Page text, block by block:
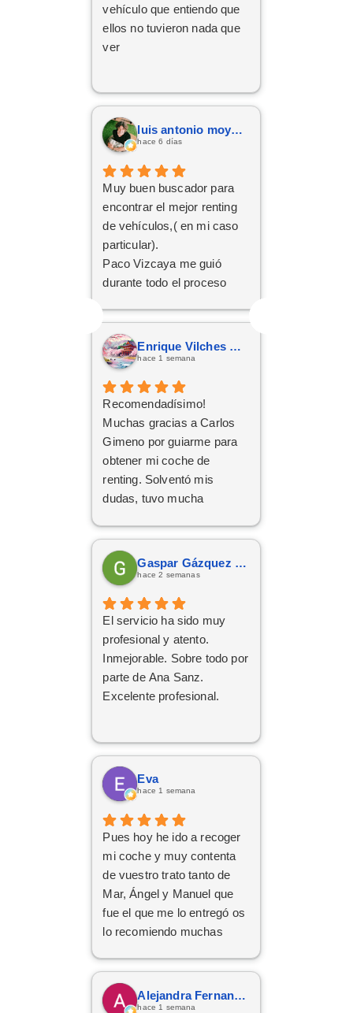
vehículo que entiendo que
ellos no tuvieron nada que
ver
luis antonio moya fernandez
hace 6 días
Muy buen buscador para
encontrar el mejor renting
de vehículos,( en mi caso
particular).
Paco Vizcaya me guió
durante todo el proceso
Formentor al mejor precio.
Ahora a esperar la entrega
que esperamos sea lo más
Enrique Vilches García
hace 1 semana
Recomendadísimo!
Muchas gracias a Carlos
Gimeno por guiarme para
obtener mi coche de
renting. Solventó mis
dudas, tuvo mucha
encantado. Gracias Carlos!
Gaspar Gázquez Galera
hace 2 semanas
El servicio ha sido muy
profesional y atento.
Inmejorable. Sobre todo por
parte de Ana Sanz.
Excelente profesional.
Eva
hace 1 semana
Pues hoy he ido a recoger
mi coche y muy contenta
de vuestro trato tanto de
Mar, Ángel y Manuel que
fue el que me lo entregó os
lo recomiendo muchas
Alejandra Fernandez
hace 1 semana